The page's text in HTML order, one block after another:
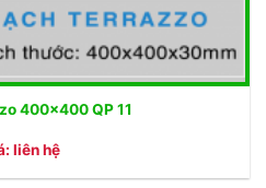
400×400 QP 11
liên hệ